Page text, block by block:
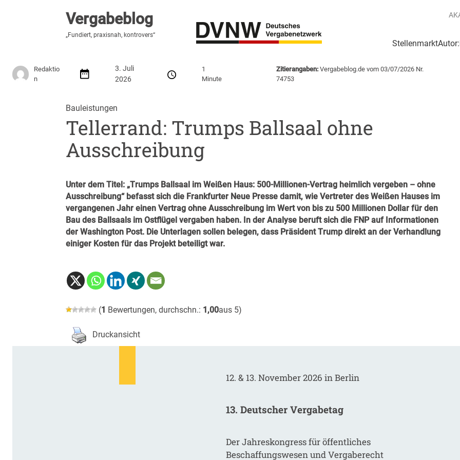
Vergabeblog
„Fundiert, praxisnah, kontrovers“
Stellenmarkt
Vergabeblog
„Hier lesen Sie es zuerst“
Redaktio
n
3. Juli
2026
1
Minute
Zitierangaben: Vergabeblog.de vom 03/07/2026 Nr.
74753
Bauleistungen
Tellerrand: Trumps Ballsaal ohne
Ausschreibung
Unter dem Titel: „Trumps Ballsaal im Weißen Haus: 500-Millionen-Vertrag heimlich vergeben – ohne
Ausschreibung“ befasst sich die Frankfurter Neue Presse damit, wie Vertreter des Weißen Hauses im
vergangenen Jahr einen Vertrag ohne Ausschreibung im Wert von bis zu 500 Millionen Dollar für den
Bau des Ballsaals im Ostflügel vergaben haben. In der Analyse beruft sich die FNP auf Informationen
der Washington Post. Die Unterlagen sollen belegen, dass Präsident Trump direkt an der Verhandlung
einiger Kosten für das Projekt beteiligt war.
(1 Bewertungen, durchschn.: 1,00aus 5)
Druckansicht
12. & 13. November 2026 in Berlin
13. Deutscher Vergabetag
Der Jahreskongress für öffentliches
Beschaffungswesen und Vergaberecht